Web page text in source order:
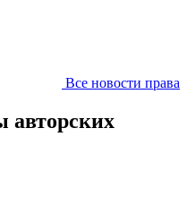
Все новости права
авторских